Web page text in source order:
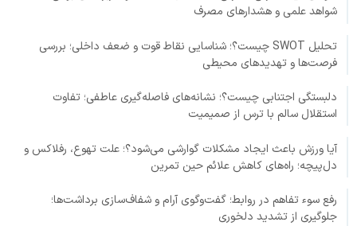
شواهد علمی و هشدارهای مصرف
تحلیل SWOT چیست؟؛ شناسایی نقاط قوت و ضعف داخلی؛ بررسی
فرصت‌ها و تهدیدهای محیطی
دلبستگی اجتنابی چیست؟؛ نشانه‌های فاصله‌گیری عاطفی؛ تفاوت
استقلال سالم با ترس از صمیمیت
آیا ورزش باعث ایجاد مشکلات گوارشی می‌شود؟؛ علت تهوع، رفلاکس و
دل‌پیچه؛ راه‌های کاهش علائم حین تمرین
رفع سوء تفاهم در روابط؛ گفت‌وگوی آرام و شفاف‌سازی برداشت‌ها؛
جلوگیری از تشدید دلخوری